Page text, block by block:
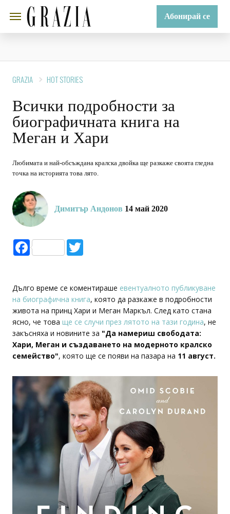
Абонирай се
GRAZIA HOT STORIES
Всички подробности за
биографичната книга на
Меган и Хари
Любимата и най-обсъждана кралска двойка ще разкаже своята гледна
точка на историята това лято.
Димитър Андонов 14 май 2020
Facebook
Дълго време се коментираше евентуалното публикуване
на биографична книга, която да разкаже в подробности
живота на принц Хари и Меган Маркъл. След като стана
ясно, че това ще се случи през лятото на тази година, не
закъсняха и новините за "Да намериш свободата:
Хари, Меган и създаването на модерното кралско
семейство", която ще се появи на пазара на 11 август.